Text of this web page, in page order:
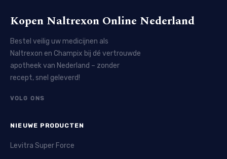
Kopen Naltrexon Online Nederland
Bestel veilig uw medicijnen als
Naltrexon en Champix bij dé vertrouwde
apotheek van Nederland – zonder
recept, snel geleverd!
VOLG ONS
NIEUWE PRODUCTEN
Levitra Super Force